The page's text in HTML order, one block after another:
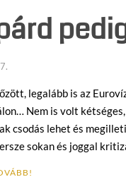
legalább is az
Nem is volt
csodás lehet és
sokan és joggal